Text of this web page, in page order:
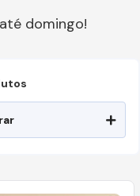
domingo!